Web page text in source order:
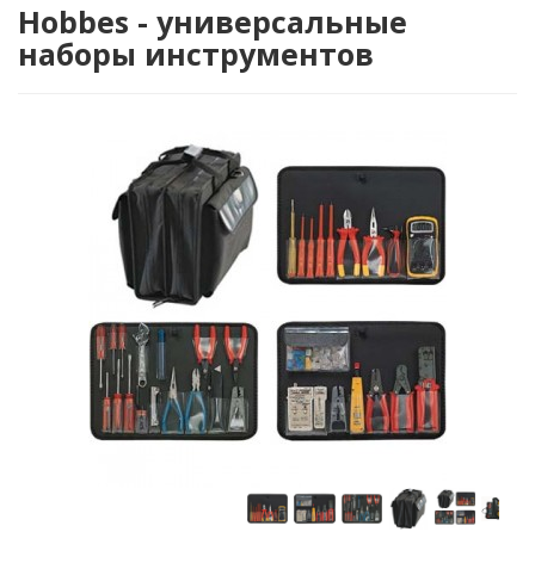
Hobbes - универсальные
наборы инструментов